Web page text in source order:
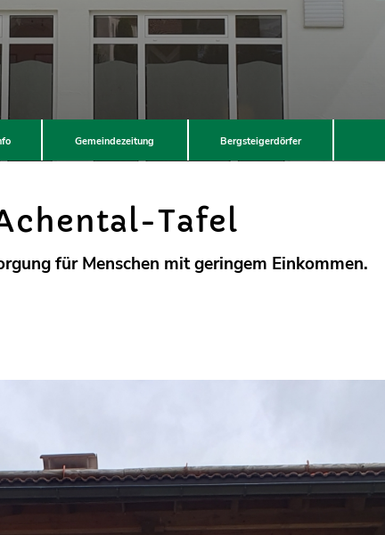
Gemeindezeitung Bergsteigerdörfer
Tafel
für Menschen mit geringem Einkommen.